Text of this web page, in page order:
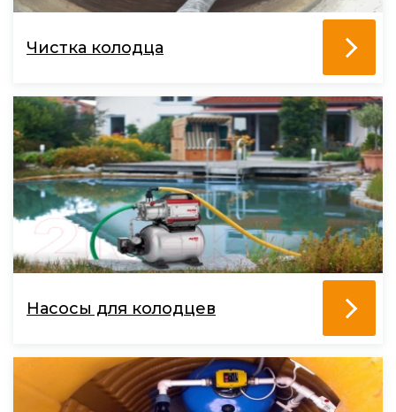
Чистка колодца
Насосы для колодцев